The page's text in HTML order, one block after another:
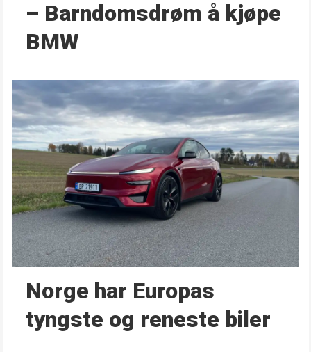
– Barndoms­drøm å kjøpe
BMW
Norge har Europas
tyngste og reneste biler